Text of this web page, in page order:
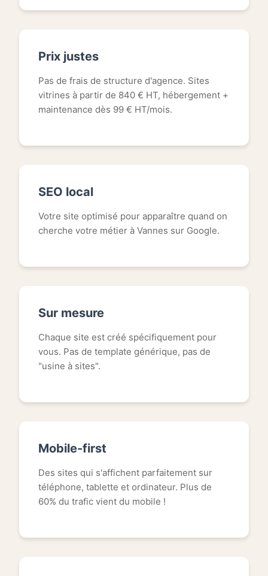
Prix justes
Pas de frais de structure d'agence. Sites
vitrines à partir de 840 € HT, hébergement +
maintenance dès 99 € HT/mois.
SEO local
Votre site optimisé pour apparaître quand on
cherche votre métier à Vannes sur Google.
Sur mesure
Chaque site est créé spécifiquement pour
vous. Pas de template générique, pas de
"usine à sites".
Mobile-first
Des sites qui s'affichent parfaitement sur
téléphone, tablette et ordinateur. Plus de
60% du trafic vient du mobile !